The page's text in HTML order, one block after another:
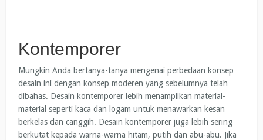
Kontemporer
Mungkin Anda bertanya-tanya mengenai perbedaan konsep
desain ini dengan konsep moderen yang sebelumnya telah
dibahas. Desain kontemporer lebih menampilkan material-
material seperti kaca dan logam untuk menawarkan kesan
berkelas dan canggih. Desain kontemporer juga lebih sering
berkutat kepada warna-warna hitam, putih dan abu-abu. Jika